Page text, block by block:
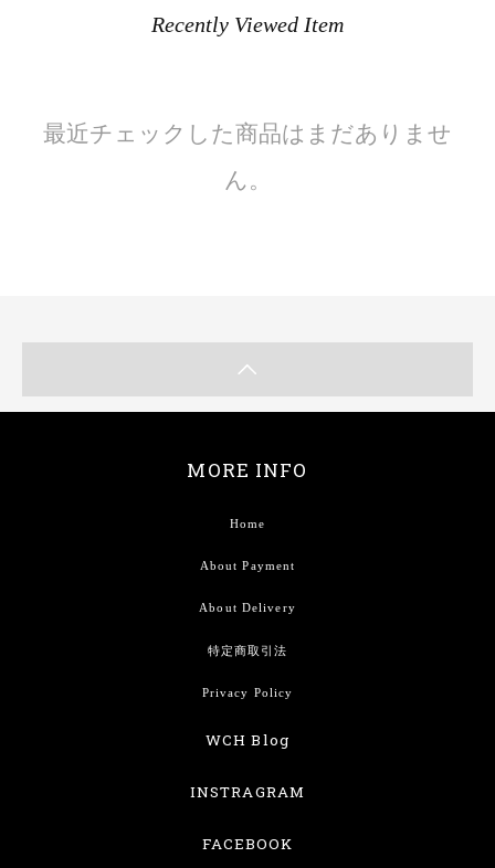
Recently Viewed Item
最近チェックした商品はまだありませ
ん。
MORE INFO
Home
About Payment
About Delivery
特定商取引法
Privacy Policy
WCH Blog
INSTRAGRAM
FACEBOOK